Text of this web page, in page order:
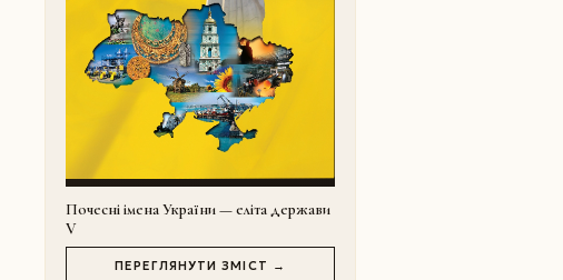
Почесні імена України — еліта держави
V
ПЕРЕГЛЯНУТИ ЗМІСТ →